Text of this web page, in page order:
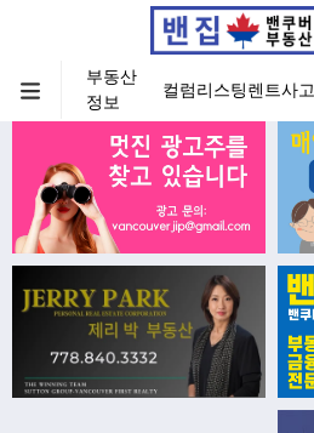
부동산
정보
컬럼리스팅렌트사